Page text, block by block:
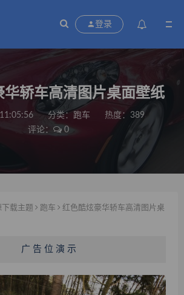
登录
华轿车高清图片桌面壁纸
分类： 跑车
热度：389
评论：
0
下载主题 跑车
红色酷炫豪华轿车高清图片桌
广 告 位 演 示